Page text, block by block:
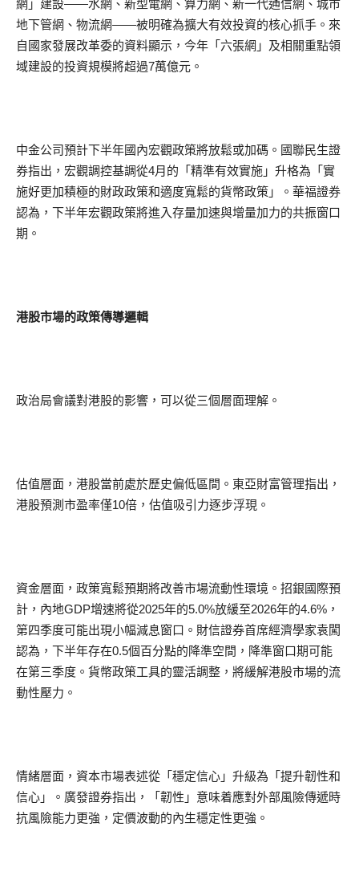
網」建設——水網、新型電網、算力網、新一代通信網、城市
地下管網、物流網——被明確為擴大有效投資的核心抓手。來
自國家發展改革委的資料顯示，今年「六張網」及相關重點領
域建設的投資規模將超過7萬億元。
中金公司預計下半年國內宏觀政策將放鬆或加碼。國聯民生證
券指出，宏觀調控基調從4月的「精準有效實施」升格為「實
施好更加積極的財政政策和適度寬鬆的貨幣政策」。華福證券
認為，下半年宏觀政策將進入存量加速與增量加力的共振窗口
期。
港股市場的政策傳導邏輯
政治局會議對港股的影響，可以從三個層面理解。
估值層面，港股當前處於歷史偏低區間。東亞財富管理指出，
港股預測市盈率僅10倍，估值吸引力逐步浮現。
資金層面，政策寬鬆預期將改善市場流動性環境。招銀國際預
計，內地GDP增速將從2025年的5.0%放緩至2026年的4.6%，
第四季度可能出現小幅減息窗口。財信證券首席經濟學家袁闖
認為，下半年存在0.5個百分點的降準空間，降準窗口期可能
在第三季度。貨幣政策工具的靈活調整，將緩解港股市場的流
動性壓力。
情緒層面，資本市場表述從「穩定信心」升級為「提升韌性和
信心」。廣發證券指出，「韌性」意味着應對外部風險傳遞時
抗風險能力更強，定價波動的內生穩定性更強。